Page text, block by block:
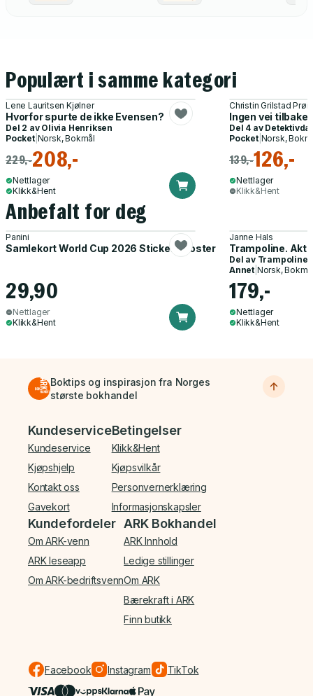
Populært i samme kategori
Lene Lauritsen Kjølner
Hvorfor spurte de ikke Evensen?
Del 2 av Olivia Henriksen
Pocket| Norsk, Bokmål
229,-208,-
Nettlager
Klikk&Hent
Christin Grilstad Prøis
Ingen vei tilbake
Del 4 av
Pocket| Norsk,
139,-126,-
Nettlager
Klikk&Hent
Anbefalt for deg
Panini
Samlekort World Cup 2026 Sticker Booster
29,90
Nettlager
Klikk&Hent
Janne Hals
Trampoline.
Del av Trampoline
Annet| Norsk,
179,-
Nettlager
Klikk&Hent
Boktips og inspirasjon fra Norges
største bokhandel
Bunnmeny
Kundeservice
Kundeservice
Kjøpshjelp
Kontakt oss
Gavekort
Betingelser
Klikk&Hent
Kjøpsvilkår
Personvernerklæring
Informasjonskapsler
Kundefordeler
Om ARK-venn
ARK leseapp
Om ARK-bedriftsvenn
ARK Bokhandel
ARK Innhold
Ledige stillinger
Om ARK
Bærekraft i ARK
Finn butikk
Facebook Instagram TikTok